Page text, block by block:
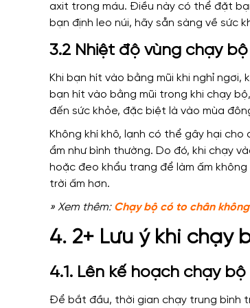
axit trong máu. Điều này có thể đặt
bạn định leo núi, hãy sẵn sàng về sức
3.2 Nhiệt độ vùng chạy bộ
Khi bạn hít vào bằng mũi khi nghỉ ngơi,
bạn hít vào bằng mũi trong khi chạy
đến sức khỏe, đặc biệt là vào mùa
Không khí khô, lạnh có thể gây hại
ẩm như bình thường. Do đó, khi chạy
hoặc đeo khẩu trang để làm ấm
trời ấm hơn.
» Xem thêm: Chạy bộ có to chân
4. 2+ Lưu ý khi chạy
4.1. Lên kế hoạch chạy
Để bắt đầu, thời gian chạy trung bình